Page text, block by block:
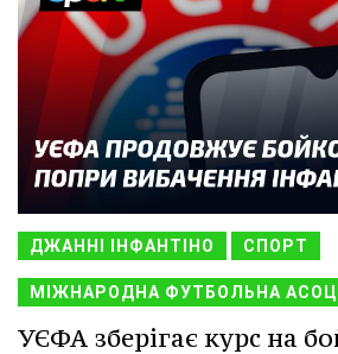
ДЖАННІ ІНФАНТІНО СПОРТ
МІЖНАРОДНА ФУТБОЛЬНА
УЄФА зберігає курс на